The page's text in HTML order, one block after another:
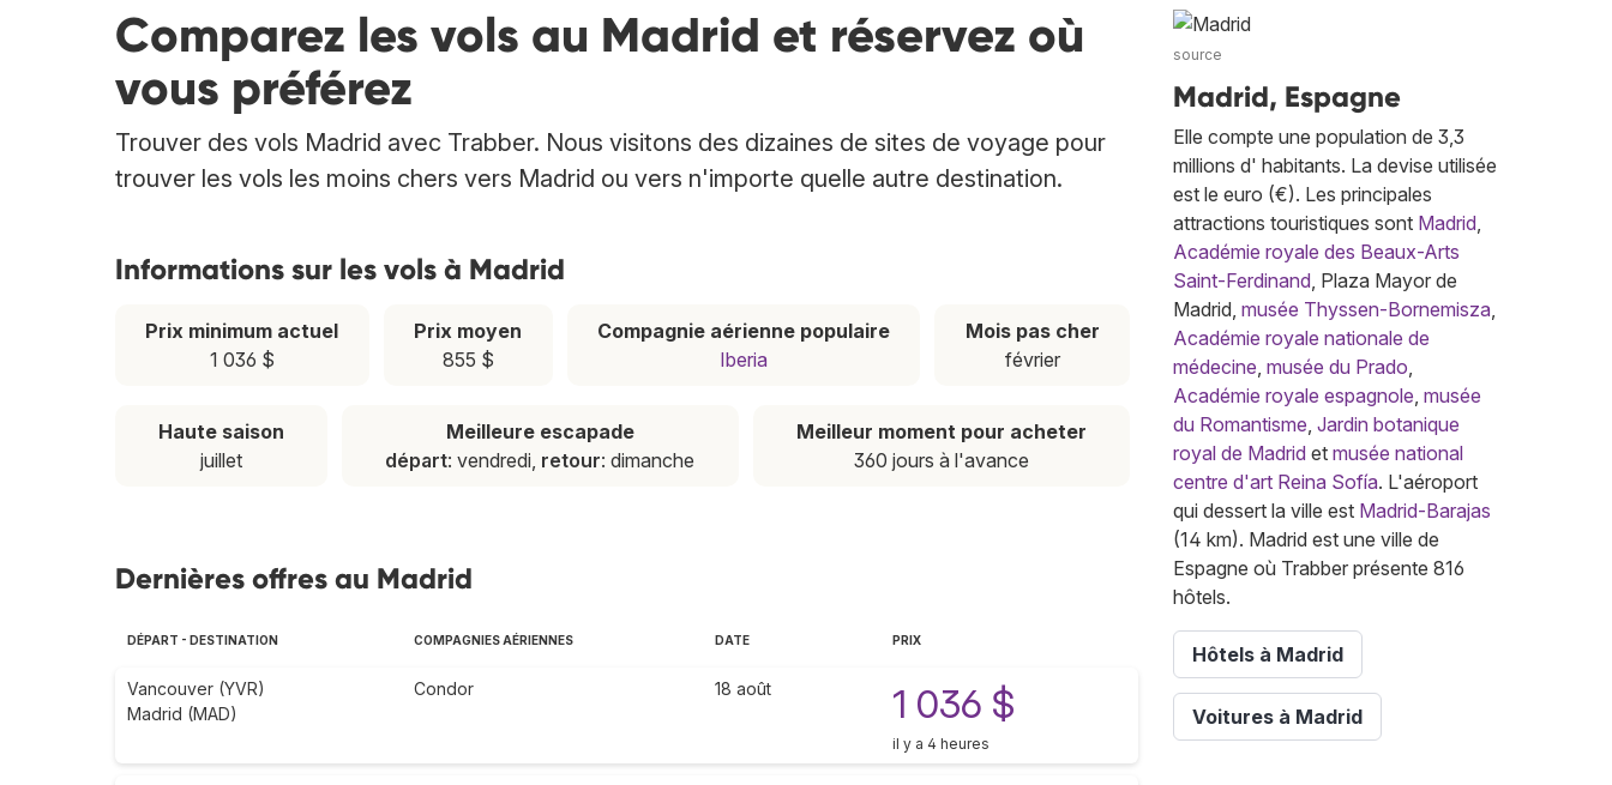
Comparez les vols au Madrid et réservez où
vous préférez
Trouver des vols Madrid avec Trabber. Nous visitons des dizaines de sites de voyage pour
trouver les vols les moins chers vers Madrid ou vers n'importe quelle autre destination.
Informations sur les vols à Madrid
Prix minimum actuel
1 036 $
Prix moyen
855 $
Compagnie aérienne populaire
Iberia
Mois pas cher
février
Haute saison
juillet
Meilleure escapade
départ: vendredi, retour: dimanche
Meilleur moment pour acheter
360 jours à l'avance
Dernières offres au Madrid
DÉPART - DESTINATION COMPAGNIES AÉRIENNES DATE PRIX
Vancouver (YVR)
Madrid (MAD)
Condor 18 août 1 036 $
il y a 4 heures
source
Madrid, Espagne
Elle compte une population de 3,3
millions d' habitants. La devise utilisée
est le euro (€). Les principales
attractions touristiques sont Madrid,
Académie royale des Beaux-Arts
Saint-Ferdinand, Plaza Mayor de
Madrid, musée Thyssen-Bornemisza,
Académie royale nationale de
médecine, musée du Prado,
Académie royale espagnole, musée
du Romantisme, Jardin botanique
royal de Madrid et musée national
centre d'art Reina Sofía. L'aéroport
qui dessert la ville est Madrid-Barajas
(14 km). Madrid est une ville de
Espagne où Trabber présente 816
hôtels.
Hôtels à Madrid
Voitures à Madrid